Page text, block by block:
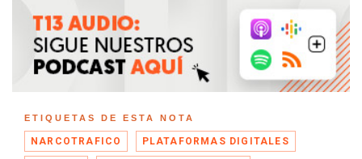
ETIQUETAS DE ESTA NOTA
NARCOTRAFICO PLATAFORMAS DIGITALES